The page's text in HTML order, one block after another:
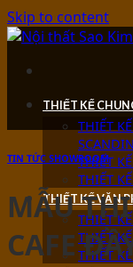
Skip to content
THIẾT KẾ
THIẾT
THIẾT
THIẾT
THIẾT KẾ VĂN
THIẾT
THIẾT
THIẾT
TIN TỨC SHOWROOM
MẪU
CAFE